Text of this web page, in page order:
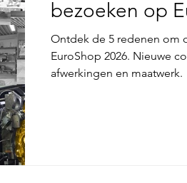
bezoeken op
Ontdek de 5 redenen om
EuroShop 2026. Nieuwe
afwerkingen en maatwerk.